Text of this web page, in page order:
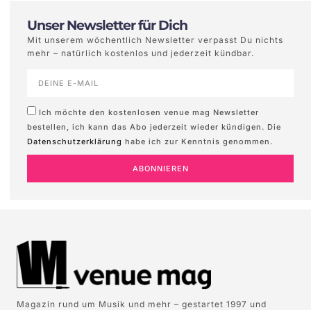
Unser Newsletter für Dich
Mit unserem wöchentlich Newsletter verpasst Du nichts
mehr – natürlich kostenlos und jederzeit kündbar.
Ich möchte den kostenlosen venue mag Newsletter
bestellen, ich kann das Abo jederzeit wieder kündigen. Die
Datenschutzerklärung habe ich zur Kenntnis genommen.
ABONNIEREN
Magazin rund um Musik und mehr – gestartet 1997 und